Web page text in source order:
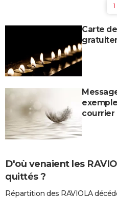
1
Carte
courrier
D'où venaient les
quittés ?
Répartition des RAVIOLA